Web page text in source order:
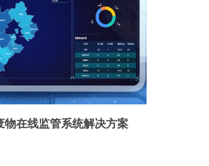
物在线监管系统解决方案